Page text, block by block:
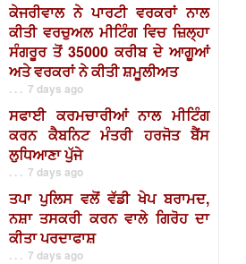
ਕੇਜਰੀਵਾਲ ਨੇ ਪਾਰਟੀ ਵਰਕਰਾਂ ਨਾਲ
ਕੀਤੀ ਵਰਚੁਅਲ ਮੀਟਿੰਗ ਵਿਚ ਜ਼ਿਲ੍ਹਾ
ਸੰਗਰੂਰ ਤੋਂ 35000 ਕਰੀਬ ਦੇ ਆਗੂਆਂ
ਅਤੇ ਵਰਕਰਾਂ ਨੇ ਕੀਤੀ ਸ਼ਮੂਲੀਅਤ
. . . 7 days ago
ਸਫਾਈ ਕਰਮਚਾਰੀਆਂ ਨਾਲ ਮੀਟਿੰਗ
ਕਰਨ ਕੈਬਨਿਟ ਮੰਤਰੀ ਹਰਜੋਤ ਬੈਂਸ
ਲੁਧਿਆਣਾ ਪੁੱਜੇ
. . . 7 days ago
ਤਪਾ ਪੁਲਿਸ ਵਲੋਂ ਵੱਡੀ ਖੇਪ ਬਰਾਮਦ,
ਨਸ਼ਾ ਤਸਕਰੀ ਕਰਨ ਵਾਲੇ ਗਿਰੋਹ ਦਾ
ਕੀਤਾ ਪਰਦਾਫਾਸ਼
. . . 7 days ago